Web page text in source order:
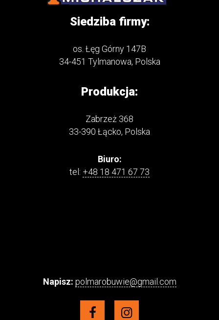
Siedziba firmy:
os. Łęg Górny 147B
34-451 Tylmanowa, Polska
Produkcja:
Zabrzeż 368
33-390 Łącko, Polska
Biuro:
tel: +48 18 471 67 73
Napisz: polmarobuwie@gmail.com